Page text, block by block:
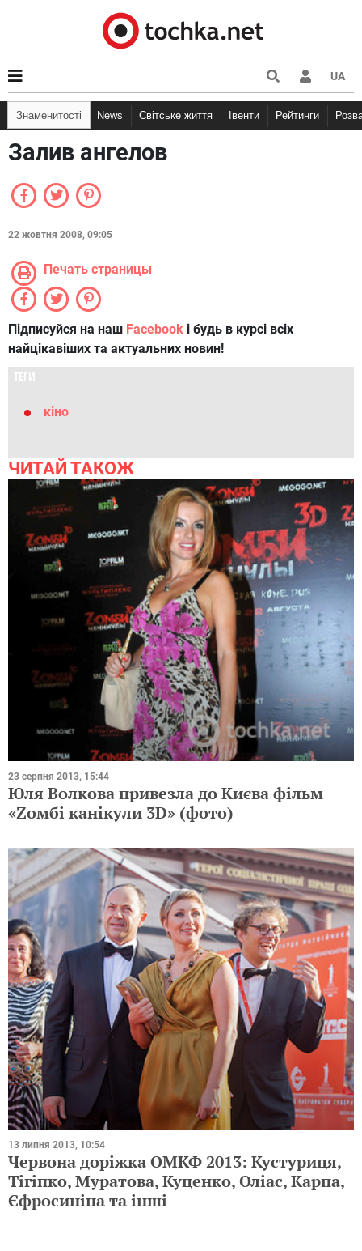
UA
Знаменитості News Світське життя Івенти Рейтинги
Залив ангелов
22 жовтня 2008, 09:05
Печать страницы
Підписуйся на наш Facebook і будь в курсі всіх
найцікавіших та актуальних новин!
ТЕГИ
кіно
ЧИТАЙ ТАКОЖ
23 серпня 2013, 15:44
Юля Волкова привезла до Києва фільм
«Zомбі канікули 3D» (фото)
13 липня 2013, 10:54
Червона доріжка ОМКФ 2013: Кустуриця,
Тігіпко, Муратова, Куценко, Оліас, Карпа,
Єфросиніна та інші